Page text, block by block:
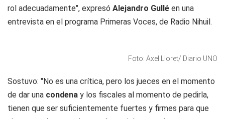
rol adecuadamente", expresó Alejandro Gullé en una
entrevista en el programa Primeras Voces, de Radio Nihuil.
Foto: Axel Lloret/ Diario UNO
Sostuvo: "No es una crítica, pero los jueces en el momento
de dar una condena y los fiscales al momento de pedirla,
tienen que ser suficientemente fuertes y firmes para que